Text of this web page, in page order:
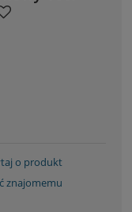
o produkt
znajomemu